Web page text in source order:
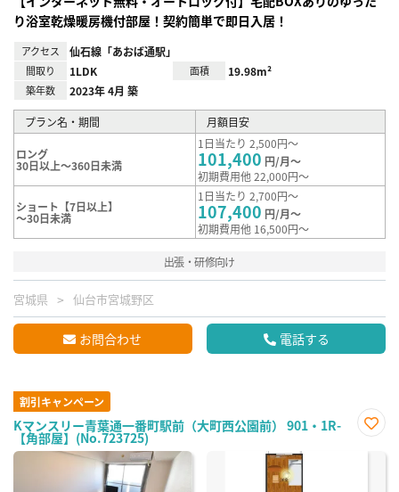
り浴室乾燥暖房機付部屋！契約簡単で即日入居！
アクセス 仙石線「あおば通駅」
間取り 1LDK 面積 19.98m²
築年数 2023年 4月 築
プラン名・期間 月額目安
ロング
30日以上～360日未満
1日当たり 2,500円～
101,400 円/月～
初期費用他 22,000円～
ショート【7日以上】
～30日未満
1日当たり 2,700円～
107,400 円/月～
初期費用他 16,500円～
出張・研修向け
宮城県 仙台市宮城野区
お問合わせ 電話する
割引キャンペーン
Kマンスリー青葉通一番町駅前（大町西公園前） 901・1R-
【角部屋】(No.723725)
に入